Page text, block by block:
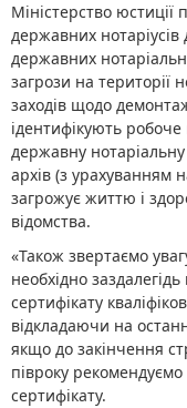
Міністерство юстиції
державних
державних
загрози на території
заходів щодо
ідентифікують
державну
архів (з урахуванням
загрожує життю і
відомства.
«Також звертаємо
необхідно
сертифікату
відкладаючи на
якщо до закінчення
півроку
сертифікату.